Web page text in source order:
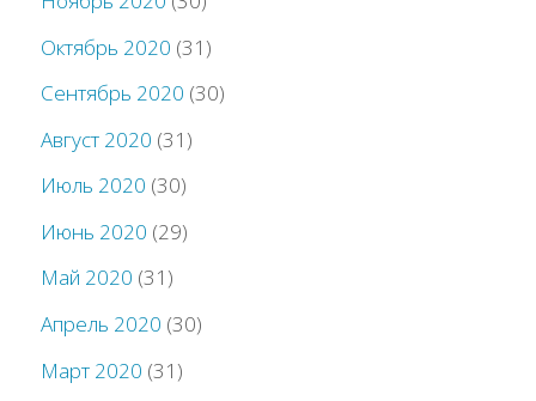
Октябрь 2020 (31)
Сентябрь 2020 (30)
Август 2020 (31)
Июль 2020 (30)
Июнь 2020 (29)
Май 2020 (31)
Апрель 2020 (30)
Март 2020 (31)